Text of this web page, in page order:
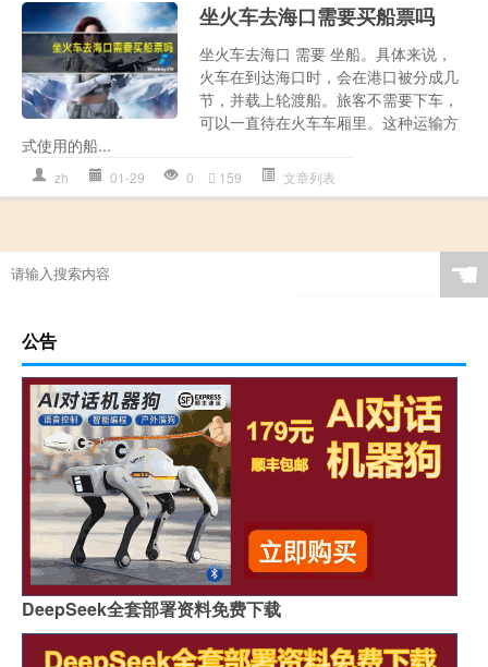
坐火车去海口需要买船票吗
坐火车去海口 需要 坐船。具体来说，
火车在到达海口时，会在港口被分成几
节，并载上轮渡船。旅客不需要下车，
可以一直待在火车车厢里。这种运输方
式使用的船...
zh 01-29 0 159 文章列表
☚
公告
DeepSeek全套部署资料免费下载